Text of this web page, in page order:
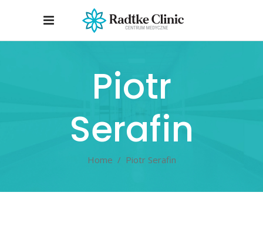
Piotr
Serafin
Home / Piotr Serafin